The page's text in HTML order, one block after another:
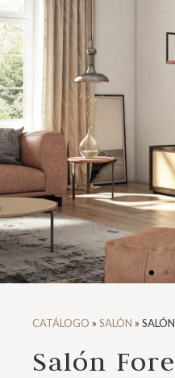
CATÁLOGO » SALÓN »
Salón